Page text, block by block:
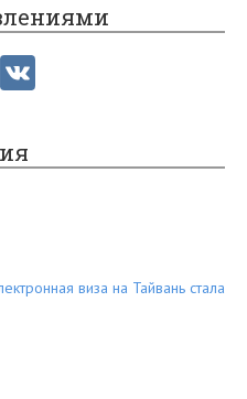
виза на Тайвань стала